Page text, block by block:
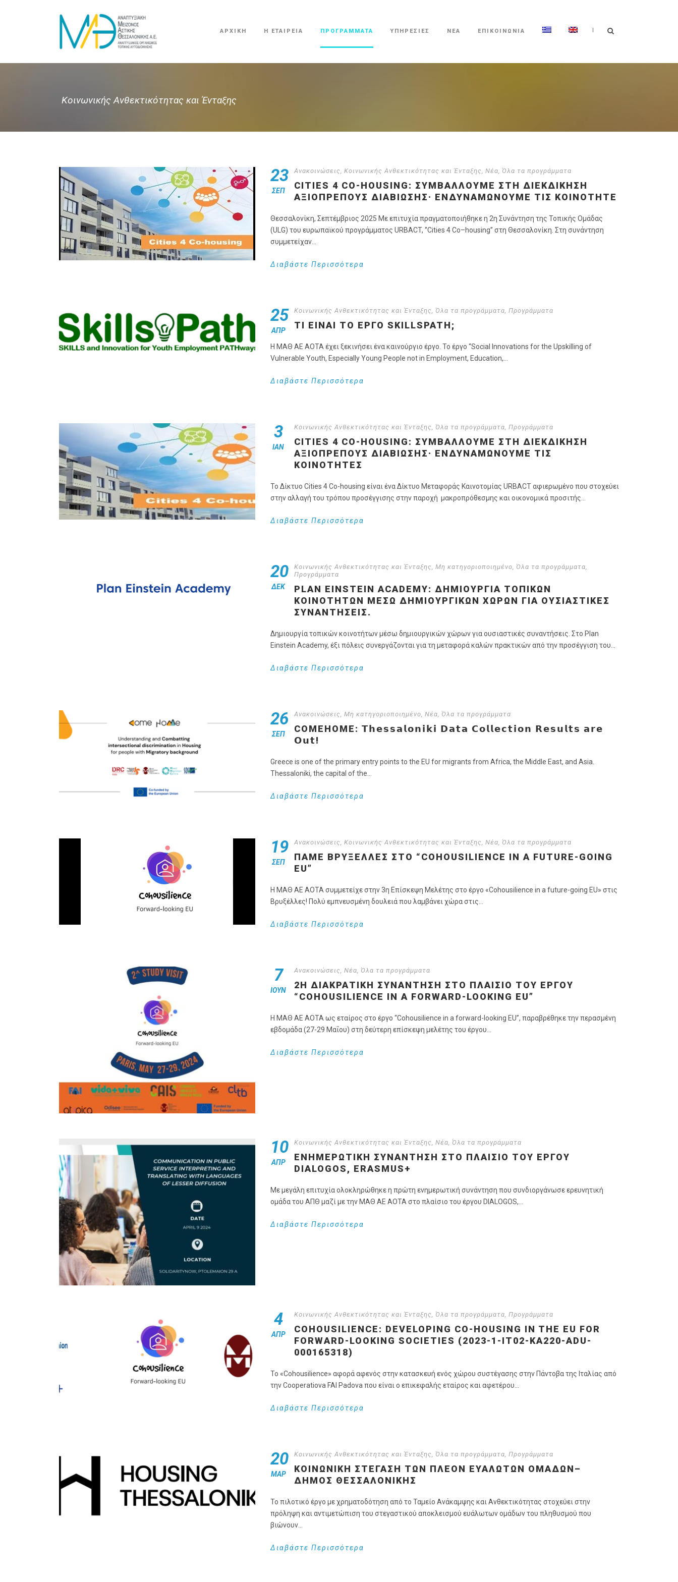
ΑΡΧΙΚΗ Η ΕΤΑΙΡΕΙΑ ΠΡΟΓΡΑΜΜΑΤΑ ΥΠΗΡΕΣΙΕΣ ΝΕΑ ΕΠΙΚΟΙΝΩΝΙΑ |
Κοινωνικής Ανθεκτικότητας και Ένταξης
23
ΣΕΠ
Ανακοινώσεις Κοινωνικής Ανθεκτικότητας και Ένταξης Νέα Όλα τα προγράμματα
CITIES 4 CO-HOUSING: ΣΥΜΒΆΛΛΟΥΜΕ ΣΤΗ ΔΙΕΚΔΊΚΗΣΗ
ΑΞΙΟΠΡΕΠΟΎΣ ΔΙΑΒΊΩΣΗΣ· ΕΝΔΥΝΑΜΏΝΟΥΜΕ ΤΙΣ ΚΟΙΝΌΤΗΤΕ
Θεσσαλονίκη, Σεπτέμβριος 2025 Με επιτυχία πραγματοποιήθηκε η 2η Συνάντηση της Τοπικής Ομάδας
(ULG) του ευρωπαϊκού προγράμματος URBACT, ‘’Cities 4 Co–housing’’ στη Θεσσαλονίκη. Στη συνάντηση
συμμετείχαν...
Διαβάστε Περισσότερα
25
ΑΠΡ
Κοινωνικής Ανθεκτικότητας και Ένταξης Όλα τα προγράμματα Προγράμματα
TI ΕΙΝΑΙ ΤΟ ΕΡΓΟ SKILLSPATH;
H ΜΑΘ ΑΕ ΑΟΤΑ έχει ξεκινήσει ένα καινούργιο έργο. Το έργο “Social Innovations for the Upskilling of
Vulnerable Youth, Especially Young People not in Employment, Education,...
Διαβάστε Περισσότερα
3
ΙΑΝ
Κοινωνικής Ανθεκτικότητας και Ένταξης Όλα τα προγράμματα Προγράμματα
CITIES 4 CO-HOUSING: ΣΥΜΒΆΛΛΟΥΜΕ ΣΤΗ ΔΙΕΚΔΊΚΗΣΗ
ΑΞΙΟΠΡΕΠΟΎΣ ΔΙΑΒΊΩΣΗΣ· ΕΝΔΥΝΑΜΏΝΟΥΜΕ ΤΙΣ
ΚΟΙΝΌΤΗΤΕΣ
Το Δίκτυο Cities 4 Co-housing είναι ένα Δίκτυο Μεταφοράς Καινοτομίας URBACT αφιερωμένο που στοχεύει
στην αλλαγή του τρόπου προσέγγισης στην παροχή μακροπρόθεσμης και οικονομικά προσιτής...
Διαβάστε Περισσότερα
20
ΔΕΚ
Κοινωνικής Ανθεκτικότητας και Ένταξης Μη κατηγοριοποιημένο Όλα τα προγράμματα
Προγράμματα
PLAN EINSTEIN ACADEMY: ΔΗΜΙΟΥΡΓΊΑ ΤΟΠΙΚΏΝ
ΚΟΙΝΟΤΉΤΩΝ ΜΈΣΩ ΔΗΜΙΟΥΡΓΙΚΏΝ ΧΏΡΩΝ ΓΙΑ ΟΥΣΙΑΣΤΙΚΈΣ
ΣΥΝΑΝΤΉΣΕΙΣ.
Δημιουργία τοπικών κοινοτήτων μέσω δημιουργικών χώρων για ουσιαστικές συναντήσεις. Στο Plan
Einstein Academy, έξι πόλεις συνεργάζονται για τη μεταφορά καλών πρακτικών από την προσέγγιση του...
Διαβάστε Περισσότερα
26
ΣΕΠ
Ανακοινώσεις Μη κατηγοριοποιημένο Νέα Όλα τα προγράμματα
COMEHOME: 𝗧𝗵𝗲𝘀𝘀𝗮𝗹𝗼𝗻𝗶𝗸𝗶 𝗗𝗮𝘁𝗮 𝗖𝗼𝗹𝗹𝗲𝗰𝘁𝗶𝗼𝗻 𝗥𝗲𝘀𝘂𝗹𝘁𝘀 𝗮𝗿𝗲
𝗢𝘂𝘁!
Greece is one of the primary entry points to the EU for migrants from Africa, the Middle East, and Asia.
Thessaloniki, the capital of the...
Διαβάστε Περισσότερα
19
ΣΕΠ
Ανακοινώσεις Κοινωνικής Ανθεκτικότητας και Ένταξης Νέα Όλα τα προγράμματα
ΠΆΜΕ ΒΡΥΞΈΛΛΕΣ ΣΤΟ “COHOUSILIENCE IN A FUTURE-GOING
EU”
H ΜΑΘ ΑΕ ΑΟΤΑ συμμετείχε στην 3η Επίσκεψη Μελέτης στο έργο «Cohousilience in a future-going EU» στις
Βρυξέλλες! Πολύ εμπνευσμένη δουλειά που λαμβάνει χώρα στις...
Διαβάστε Περισσότερα
7
ΙΟΎΝ
Ανακοινώσεις Νέα Όλα τα προγράμματα
2Η ΔΙΑΚΡΑΤΙΚΗ ΣΥΝΑΝΤΗΣΗ ΣΤΟ ΠΛΑΙΣΙΟ ΤΟΥ ΕΡΓΟΥ
“COHOUSILIENCE IN A FORWARD-LOOKING EU”
Η ΜΑΘ ΑΕ ΑΟΤΑ ως εταίρος στο έργο “Cohousilience in a forward-looking EU”, παραβρέθηκε την περασμένη
εβδομάδα (27-29 Μαΐου) στη δεύτερη επίσκεψη μελέτης του έργου...
Διαβάστε Περισσότερα
10
ΑΠΡ
Κοινωνικής Ανθεκτικότητας και Ένταξης Νέα Όλα τα προγράμματα
ΕΝΗΜΕΡΩΤΙΚΉ ΣΥΝΆΝΤΗΣΗ ΣΤΟ ΠΛΑΊΣΙΟ ΤΟΥ ΈΡΓΟΥ
DIALOGOS, ERASMUS+
Με μεγάλη επιτυχία ολοκληρώθηκε η πρώτη ενημερωτική συνάντηση που συνδιοργάνωσε ερευνητική
ομάδα του ΑΠΘ μαζί με την ΜΑΘ ΑΕ ΑΟΤΑ στο πλαίσιο του έργου DIALOGOS,...
Διαβάστε Περισσότερα
4
ΑΠΡ
Κοινωνικής Ανθεκτικότητας και Ένταξης, Όλα τα προγράμματα, Προγράμματα
COHOUSILIENCE: DEVELOPING CO-HOUSING IN THE EU FOR
FORWARD-LOOKING SOCIETIES (2023-1-IT02-KA220-ADU-
000165318)
Το «Cohousilience» αφορά αφενός στην κατασκευή ενός χώρου συστέγασης στην Πάντοβα της Ιταλίας από
την Cooperatiova FAI Padova που είναι ο επικεφαλής εταίρος και αφετέρου...
Διαβάστε Περισσότερα
20
ΜΑΡ
Κοινωνικής Ανθεκτικότητας και Ένταξης, Όλα τα προγράμματα, Προγράμματα
ΚΟΙΝΩΝΙΚΉ ΣΤΈΓΑΣΗ ΤΩΝ ΠΛΈΟΝ ΕΥΆΛΩΤΩΝ ΟΜΆΔΩΝ–
ΔΉΜΟΣ ΘΕΣΣΑΛΟΝΊΚΗΣ
Το πιλοτικό έργο με χρηματοδότηση από το Ταμείο Ανάκαμψης και Ανθεκτικότητας στοχεύει στην
πρόληψη και αντιμετώπιση του στεγαστικού αποκλεισμού ευάλωτων ομάδων του πληθυσμού που
βιώνουν...
Διαβάστε Περισσότερα